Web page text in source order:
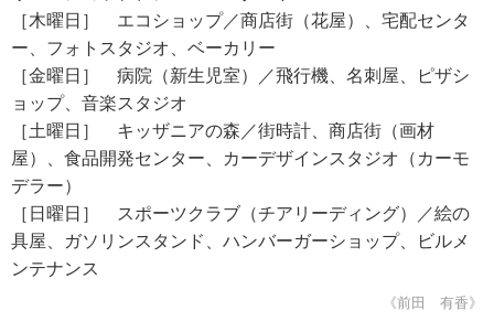
［木曜日］ エコショップ／商店街（花屋）、宅配センタ
ー、フォトスタジオ、ベーカリー
［金曜日］ 病院（新生児室）／飛行機、名刺屋、ピザシ
ョップ、音楽スタジオ
［土曜日］ キッザニアの森／街時計、商店街（画材
屋）、食品開発センター、カーデザインスタジオ（カーモ
デラー）
［日曜日］ スポーツクラブ（チアリーディング）／絵の
具屋、ガソリンスタンド、ハンバーガーショップ、ビルメ
ンテナンス
《前田 有香》